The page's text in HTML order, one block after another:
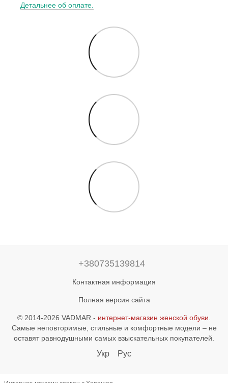
Детальнее об оплате.
+380735139814
Контактная информация
Полная версия сайта
© 2014-2026 VADMAR - интернет-магазин женской обуви
Самые неповторимые, стильные и комфортные модели – не
оставят равнодушными самых взыскательных покупателей.
Укр Рус